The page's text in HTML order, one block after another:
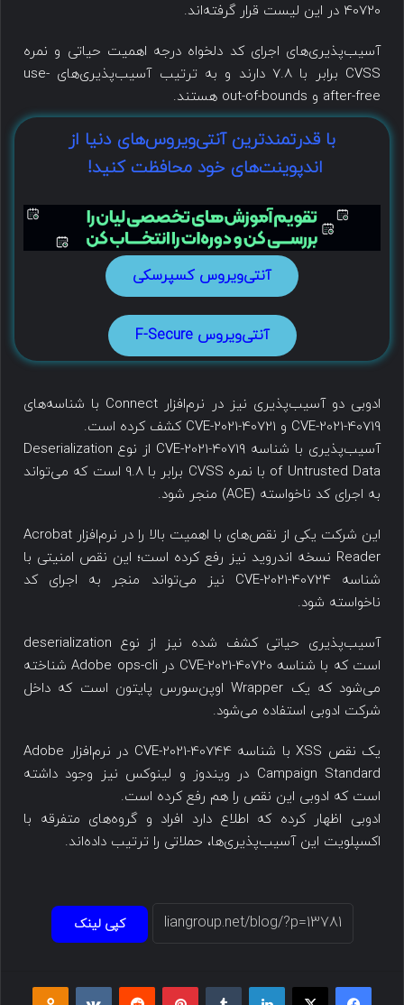
40720 در این لیست قرار گرفته‌اند.
آسیب‌پذیری‌های اجرای کد دلخواه درجه اهمیت حیاتی و نمره
CVSS برابر با 7.8 دارند و به ترتیب آسیب‌پذیری‌های use-
after-free و out-of-bounds هستند.
با قدرتمندترین آنتی‌ویروس‌های دنیا از
اندپوینت‌های خود محافظت کنید!
آنتی‌ویروس کسپرسکی
آنتی‌ویروس F-Secure
ادوبی دو آسیب‌پذیری نیز در نرم‌افزار Connect با شناسه‌های
CVE-2021-40719 و CVE-2021-40721 کشف کرده است.
آسیب‌پذیری با شناسه CVE-2021-40719 از نوع Deserialization
of Untrusted Data با نمره CVSS برابر با 9.8 است که می‌تواند
به اجرای کد ناخواسته (ACE) منجر شود.
این شرکت یکی از نقص‌های با اهمیت بالا را در نرم‌افزار Acrobat
Reader نسخه اندروید نیز رفع کرده است؛ این نقص امنیتی با
شناسه CVE-2021-40724 نیز می‌‌تواند منجر به اجرای کد
ناخواسته شود.
آسیب‌پذیری حیاتی کشف شده نیز از نوع deserialization
است که با شناسه CVE-2021-40720 در Adobe ops-cli شناخته
می‌شود که یک Wrapper اوپن‌سورس پایتون است که داخل
شرکت ادوبی استفاده می‌شود.
یک نقص XSS با شناسه CVE-2021-40744 در نرم‌افزار Adobe
Campaign Standard در ویندوز و لینوکس نیز وجود داشته
است که ادوبی این نقص را هم رفع کرده است.
ادوبی اظهار کرده که اطلاع دارد افراد و گروه‌های متفرقه با
اکسپلویت این آسیب‌پذیری‌ها، حملاتی را ترتیب داده‌اند.
کپی لینک